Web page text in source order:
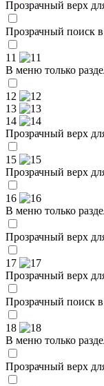
Прозрачный верх
Прозрачный поиск
11
В меню только
12
13
14
Прозрачный верх
15
Прозрачный верх
16
В меню только
Прозрачный верх
17
Прозрачный верх
Прозрачный поиск
18
В меню только
Прозрачный верх